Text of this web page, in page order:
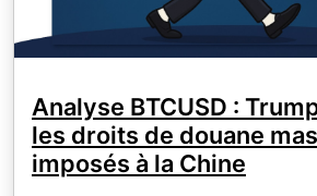
Analyse BTCUSD :
les droits de douane
imposés à la Chine